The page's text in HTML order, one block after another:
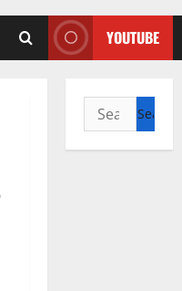
YOUTUBE
Search
for: